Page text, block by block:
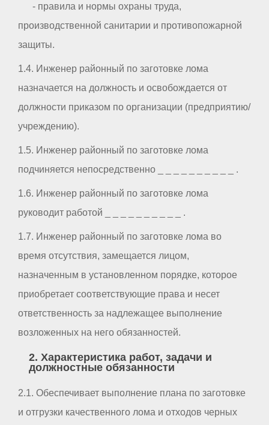
- правила и нормы охраны труда,
производственной санитарии и противопожарной
защиты.
1.4. Инженер районный по заготовке лома
назначается на должность и освобождается от
должности приказом по организации (предприятию/
учреждению).
1.5. Инженер районный по заготовке лома
подчиняется непосредственно _ _ _ _ _ _ _ _ _ _ .
1.6. Инженер районный по заготовке лома
руководит работой _ _ _ _ _ _ _ _ _ _ .
1.7. Инженер районный по заготовке лома во
время отсутствия, замещается лицом,
назначенным в установленном порядке, которое
приобретает соответствующие права и несет
ответственность за надлежащее выполнение
возложенных на него обязанностей.
2. Характеристика работ, задачи и
должностные обязанности
2.1. Обеспечивает выполнение плана по заготовке
и отгрузки качественного лома и отходов черных